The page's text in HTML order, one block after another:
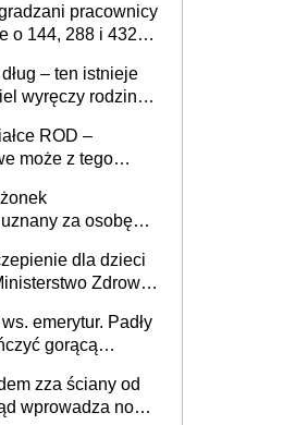
pracownicy
o 144, 288 i 432
– ten istnieje
wyręczy rodzinę
ROD –
może z tego
za osobę
dla dzieci
Zdrowia
emerytur. Padły
gorącą
zza ściany od
wprowadza nowe